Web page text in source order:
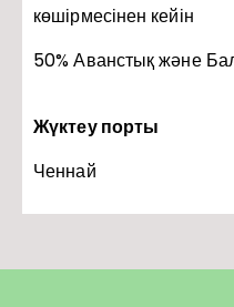
көшірмесінен кейін
50% Аванстық және
Жүктеу порты
Ченнай